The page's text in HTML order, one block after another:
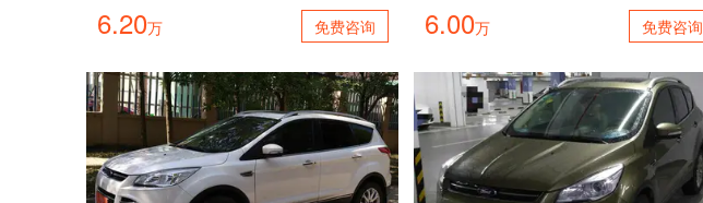
6.20万 免费咨询 6.00万 免费咨询